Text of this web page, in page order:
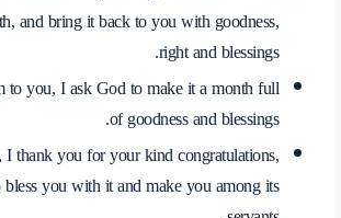
and bring it back to you with goodness,
right and blessings.
to you, I ask God to make it a month full
of goodness and blessings.
I thank you for your kind congratulations,
you with it and make you among its